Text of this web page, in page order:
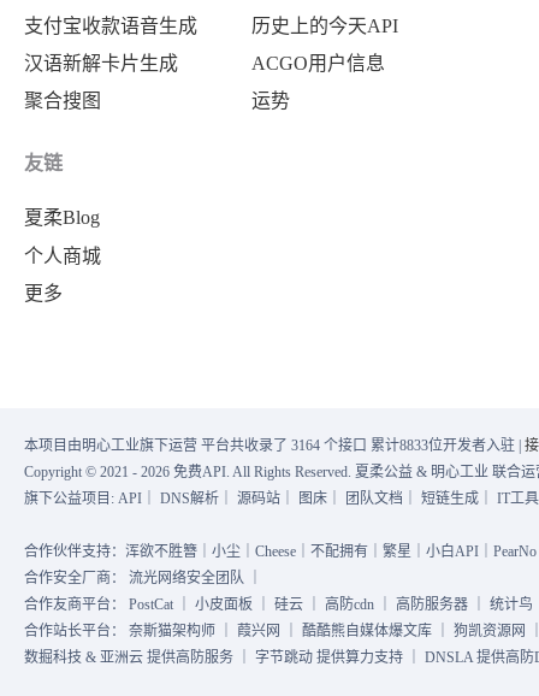
支付宝收款语音生成
汉语新解卡片生成
聚合搜图
历史上的今天API
ACGO用户信息
运势
友链
夏柔Blog
个人商城
更多
本项目由明心工业旗下运营 平台共收录了 3164 个接口 累计8833位开发者入驻 |
Copyright © 2021 - 2026 免费API. All Rights Reserved. 夏柔公益 & 明心工业 联合
旗下公益项目: API DNS解析 源码站 图床 团队文档 短链生成 IT工
合作伙伴支持：浑欲不胜簪｜小尘｜Cheese｜不配拥有｜繁星｜小白API｜
合作安全厂商： 流光网络安全团队
合作友商平台： PostCat 小皮面板 硅云 高防cdn 高防服务器 统计鸟
合作站长平台： 奈斯猫架构师 葭兴网 酷酷熊自媒体爆文库 狗凯资源网
数掘科技 & 亚洲云 提供高防服务 ｜ 字节跳动 提供算力支持 ｜ DNSLA 提供高